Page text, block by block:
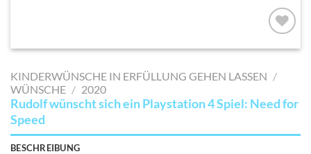
AUF MEINE
SETZEN
KINDERWÜNSCHE IN ERFÜLLUNG GEHEN LASSEN /
WÜNSCHE / 2020
Rudolf wünscht sich ein Playstation 4 Spiel: Need for
Speed
BESCHREIBUNG